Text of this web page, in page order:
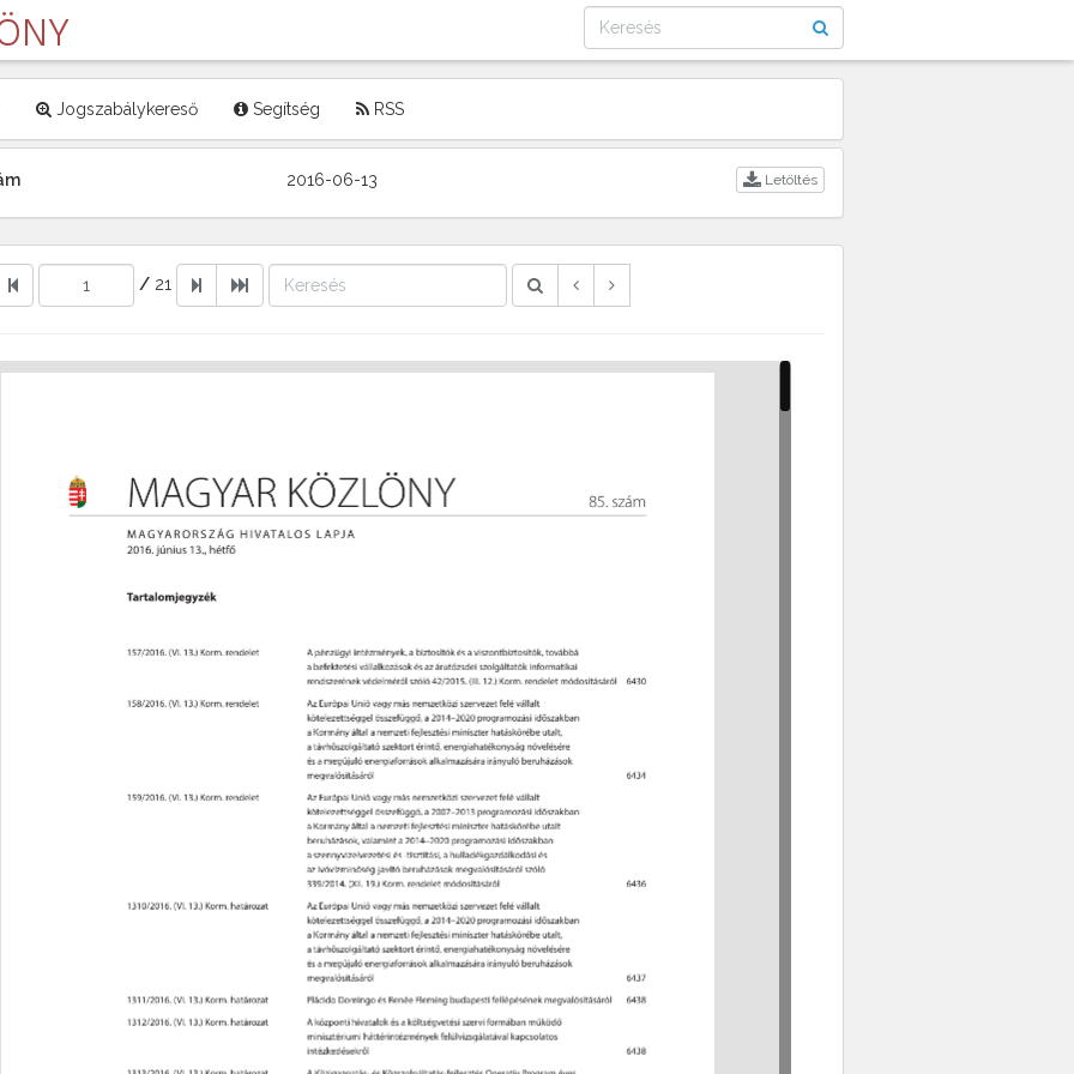
Jogszabálykereső Segítség RSS
2016-06-13 Letöltés
/ 21